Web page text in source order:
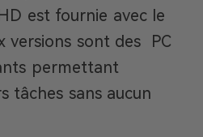
est fournie avec le
versions sont des PC
permettant
tâches sans aucun